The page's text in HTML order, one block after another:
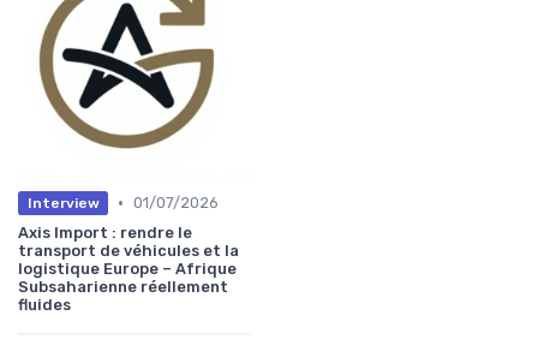
Interview • 01/07/2026
Axis Import : rendre le
transport de véhicules et la
logistique Europe – Afrique
Subsaharienne réellement
fluides